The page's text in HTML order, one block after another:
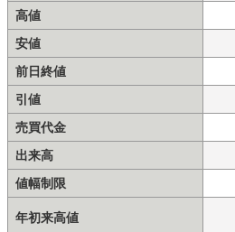
高値
安値
前日終値
引値
売買代金
出来高
値幅制限
年初来高値